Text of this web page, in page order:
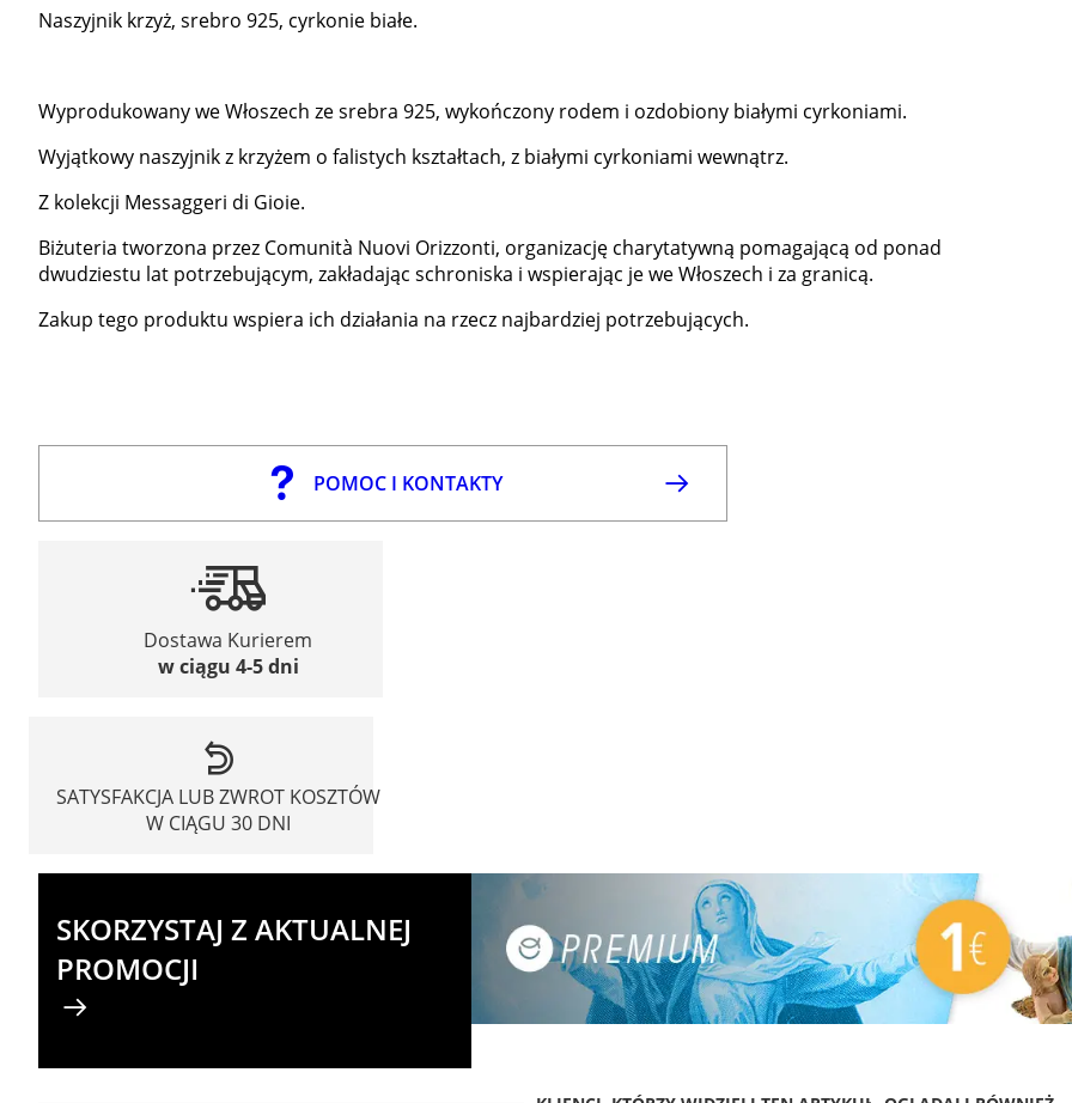
Naszyjnik krzyż, srebro 925, cyrkonie białe.
Wyprodukowany we Włoszech ze srebra 925, wykończony rodem i ozdobiony białymi cyrkoniami.
Wyjątkowy naszyjnik z krzyżem o falistych kształtach, z białymi cyrkoniami wewnątrz.
Z kolekcji Messaggeri di Gioie.
Biżuteria tworzona przez Comunità Nuovi Orizzonti, organizację charytatywną pomagającą od ponad
dwudziestu lat potrzebującym, zakładając schroniska i wspierając je we Włoszech i za granicą.
Zakup tego produktu wspiera ich działania na rzecz najbardziej potrzebujących.
POMOC I KONTAKTY
Dostawa Kurierem
w ciągu 4-5 dni
SATYSFAKCJA LUB ZWROT KOSZTÓW
W CIĄGU 30 DNI
SKORZYSTAJ Z AKTUALNEJ
PROMOCJI